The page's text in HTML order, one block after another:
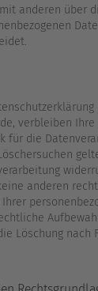
anderen über
verbleiben Ihre
für die
anderen
Löschung nach